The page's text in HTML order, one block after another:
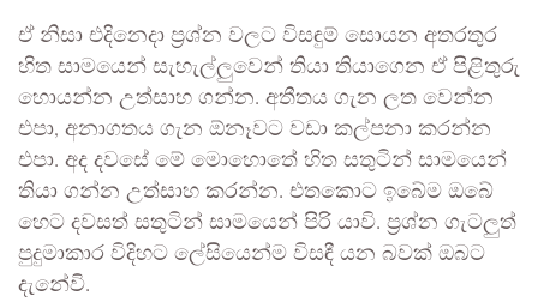
ඒ නිසා එදිනෙදා ප්‍රශ්න වලට විසඳුම් සොයන අතරතුර
හිත සාමයෙන් සැහැල්ලුවෙන් තියා තියාගෙන ඒ පිළිතුරු
හොයන්න උත්සාහ ගන්න. අතීතය ගැන ලත වෙන්න
එපා, අනාගතය ගැන ඕනෑවට වඩා කල්පනා කරන්න
එපා. අද දවසේ මේ මොහොතේ හිත සතුටින් සාමයෙන්
තියා ගන්න උත්සාහ කරන්න. එතකොට ඉබේම ඔබේ
හෙට දවසත් සතුටින් සාමයෙන් පිරි යාවි. ප්‍රශ්න ගැටලුත්
පුදුමාකාර විදිහට ලේසියෙන්ම විසඳී යන බවක් ඔබට
දැනේවි.